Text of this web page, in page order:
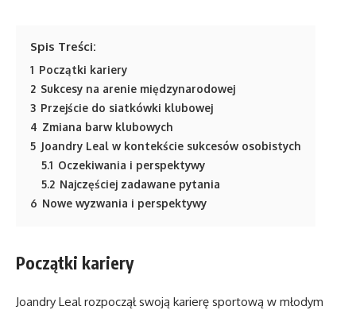
Spis Treści:
1 Początki kariery
2 Sukcesy na arenie międzynarodowej
3 Przejście do siatkówki klubowej
4 Zmiana barw klubowych
5 Joandry Leal w kontekście sukcesów osobistych
5.1 Oczekiwania i perspektywy
5.2 Najczęściej zadawane pytania
6 Nowe wyzwania i perspektywy
Początki kariery
Joandry Leal rozpoczął swoją karierę sportową w młodym